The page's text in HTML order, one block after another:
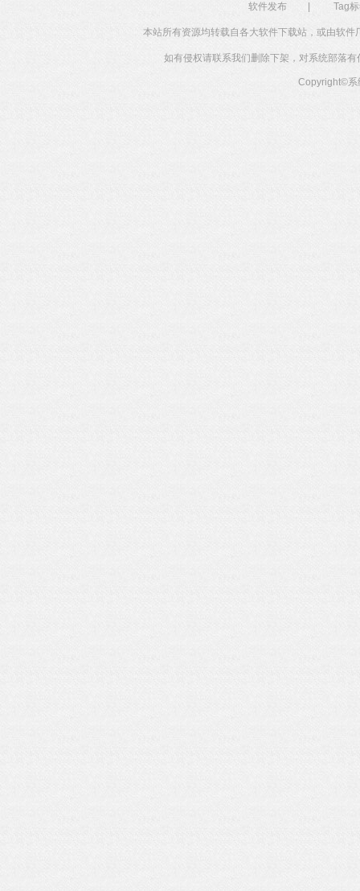
软件发布 Tag
本站所有资源均转载自各大软件下载站，或由软
如有侵权请联系我们删除下架，对系统部落
Copyright©系